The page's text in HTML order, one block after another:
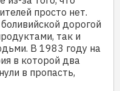
просто нет.
дорогой
так и
В 1983 году на
в которой два
в пропасть,